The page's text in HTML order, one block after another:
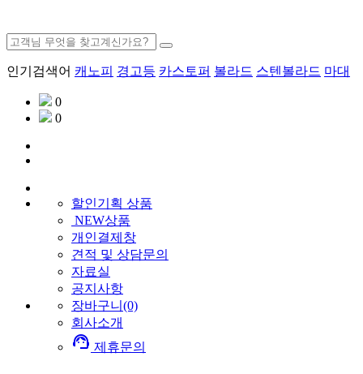
인기검색어 캐노피 경고등 카스토퍼 볼라드 스텐볼라드 마대
0
0
할인기획 상품
NEW상품
개인결제창
견적 및 상담문의
자료실
공지사항
장바구니(0)
회사소개
support_agent 제휴문의